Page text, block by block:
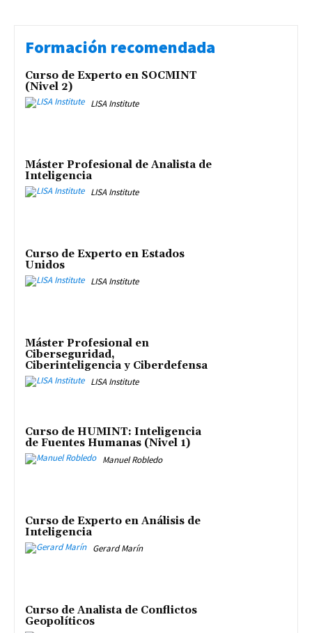
Formación recomendada
Curso de Experto en SOCMINT
(Nivel 2)
LISA Institute
Máster Profesional de Analista de
Inteligencia
LISA Institute
Curso de Experto en Estados
Unidos
LISA Institute
Máster Profesional en
Ciberseguridad,
Ciberinteligencia y Ciberdefensa
LISA Institute
Curso de HUMINT: Inteligencia
de Fuentes Humanas (Nivel 1)
Manuel Robledo
Curso de Experto en Análisis de
Inteligencia
Gerard Marín
Curso de Analista de Conflictos
Geopolíticos